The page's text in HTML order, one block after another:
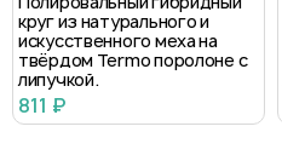
круг из натурального и
искусственного меха на
твёрдом Termo поролоне с
липучкой.
811 ₽